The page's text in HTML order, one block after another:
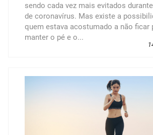
sendo cada vez mais evitados
de coronavírus. Mas existe a
quem estava acostumado a não ficar
manter o pé e o...